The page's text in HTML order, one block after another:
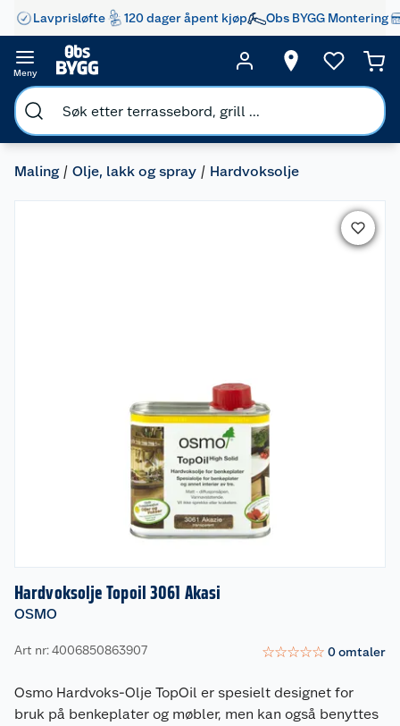
Lavprisløfte 120 dager åpent kjøp Obs BYGG Montering
Meny
Maling Olje, lakk og spray Hardvoksolje
Hardvoksolje Topoil 3061 Akasi
OSMO
Art nr: 4006850863907 ☆☆☆☆☆ 0omtaler
Osmo Hardvoks-Olje TopOil er spesielt designet for
bruk på benkeplater og møbler, men kan også benyttes